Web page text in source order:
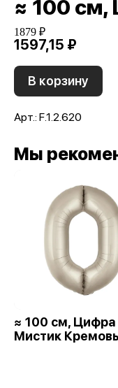
≈ 100 см,
1879 ₽
1597,15 ₽
В корзину
Арт.: F.1.2.620
Мы
≈ 100 см, Цифра
Мистик